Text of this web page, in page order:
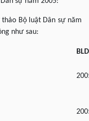
Bộ luật Dân sự năm
như sau: